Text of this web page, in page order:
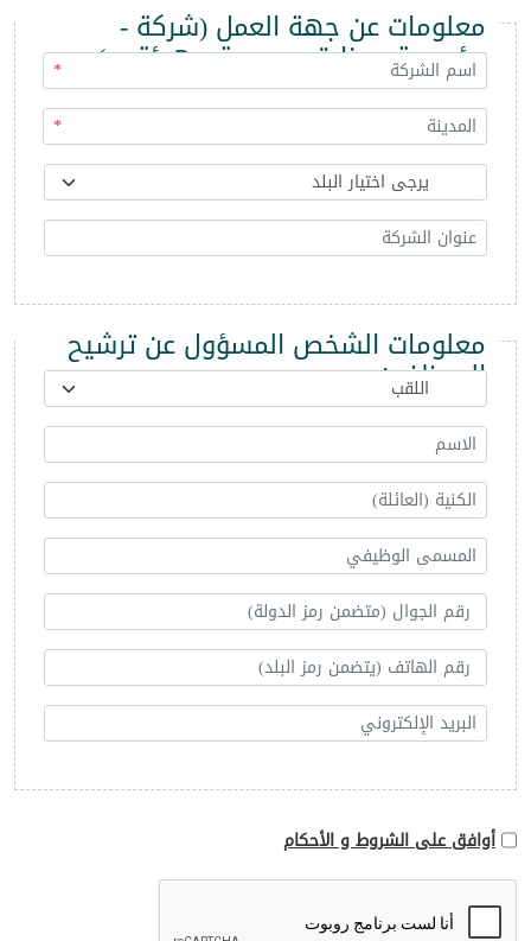
معلومات عن جهة العمل (شركة -
مؤسسة - وزارة - مديرية - هيئة ...)
*
*
معلومات الشخص المسؤول عن ترشيح
الموظفين
أوافق على الشروط و الأحكام